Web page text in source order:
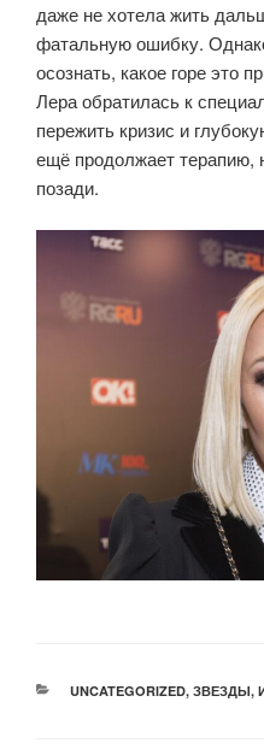
даже не хотела жить
фатальную ошибку.
осознать, какое горе это
Лера обратилась к
пережить кризис и
ещё продолжает терапию,
позади.
РУБРИКИ
UNCATEGORIZED, ЗВЕЗДЫ,